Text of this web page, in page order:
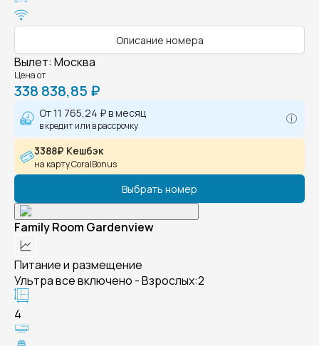
Описание номера
Вылет: Москва
Цена от
338 838,85 ₽
От11 765,24 ₽в месяц
в кредит или в рассрочку
3388₽ Кешбэк
на карту CoralBonus
Выбрать номер
Family Room Gardenview
Питание и размещение
Ультра все включено - Взрослых:2
4